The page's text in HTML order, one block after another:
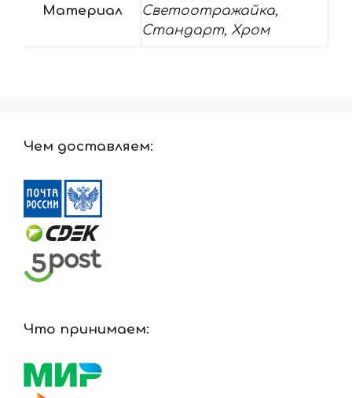
Материал
Светоотражайка,
Стандарт, Хром
Чем доставляем:
Что принимаем: